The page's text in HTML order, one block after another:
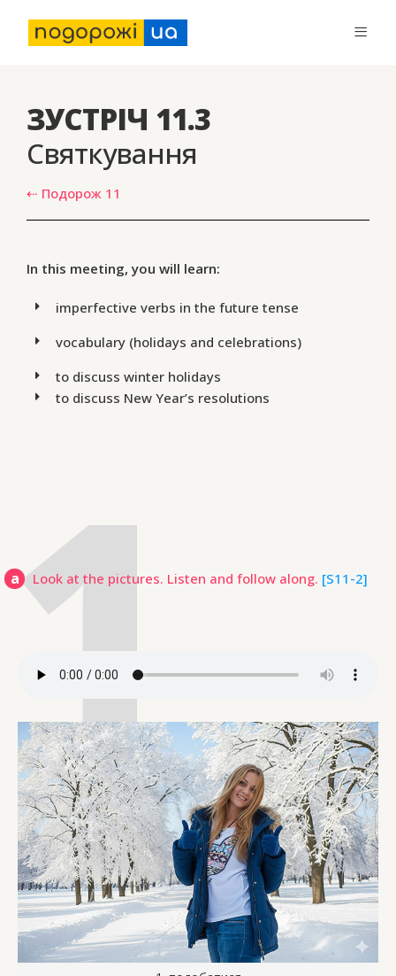
ЗУСТРІЧ 11.3
Святкування
⇠ Подорож 11
In this meeting, you will learn:
imperfective verbs in the future tense
vocabulary (holidays and celebrations)
to discuss winter holidays
to discuss New Year’s resolutions
a Look at the pictures. Listen and follow along. [S11-2]